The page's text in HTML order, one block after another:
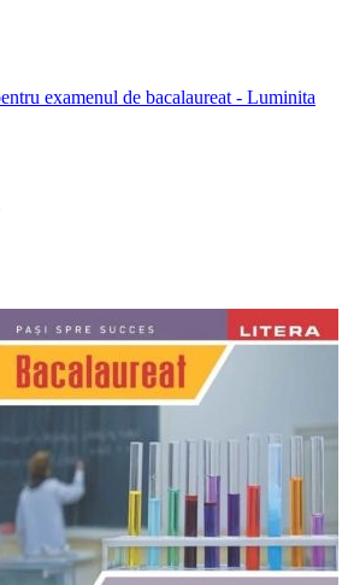
examenul de bacalaureat - Luminita